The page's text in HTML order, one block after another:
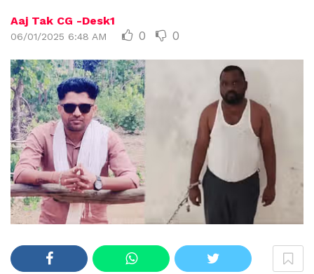
Aaj Tak CG -Desk1
06/01/2025 6:48 AM 0 0